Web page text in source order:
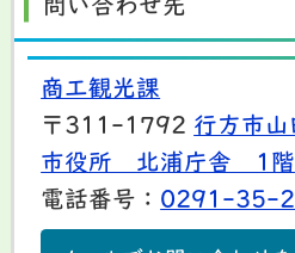
問い合わせ先
商工観光課
〒311-1792 行方市
市役所 北浦庁舎 1階
電話番号： 0291-35-